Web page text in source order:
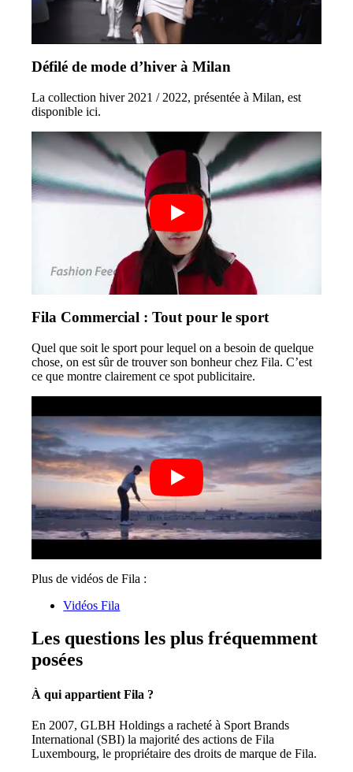
Défilé de mode d’hiver à Milan
La collection hiver 2021 / 2022, présentée à Milan, est
disponible ici.
Fila Commercial : Tout pour le sport
Quel que soit le sport pour lequel on a besoin de quelque
chose, on est sûr de trouver son bonheur chez Fila. C’est
ce que montre clairement ce spot publicitaire.
Plus de vidéos de Fila :
Vidéos Fila
Les questions les plus fréquemment
posées
À qui appartient Fila ?
En 2007, GLBH Holdings a racheté à Sport Brands
International (SBI) la majorité des actions de Fila
Luxembourg, le propriétaire des droits de marque de Fila.